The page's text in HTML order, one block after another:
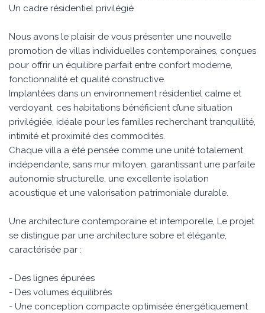
Un cadre résidentiel privilégié
Nous avons le plaisir de vous présenter une nouvelle
promotion de villas individuelles contemporaines, conçues
pour offrir un équilibre parfait entre confort moderne,
fonctionnalité et qualité constructive.
Implantées dans un environnement résidentiel calme et
verdoyant, ces habitations bénéficient d’une situation
privilégiée, idéale pour les familles recherchant tranquillité,
intimité et proximité des commodités.
Chaque villa a été pensée comme une unité totalement
indépendante, sans mur mitoyen, garantissant une parfaite
autonomie structurelle, une excellente isolation
acoustique et une valorisation patrimoniale durable.
Une architecture contemporaine et intemporelle, Le projet
se distingue par une architecture sobre et élégante,
caractérisée par :
- Des lignes épurées
- Des volumes équilibrés
- Une conception compacte optimisée énergétiquement